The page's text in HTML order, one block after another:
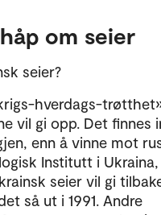
om seier
seier?
hverdags-
vil gi opp. Det finnes
enn å vinne mot
Institutt i
seier vil gi
så ut i 1991. Andre